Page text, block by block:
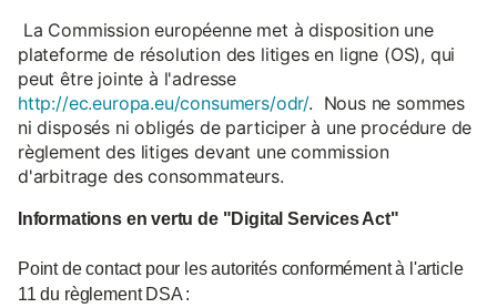
La Commission européenne met à disposition une
plateforme de résolution des litiges en ligne (OS), qui
peut être jointe à l'adresse
http://ec.europa.eu/consumers/odr/. Nous ne sommes
ni disposés ni obligés de participer à une procédure de
règlement des litiges devant une commission
d'arbitrage des consommateurs.
Informations en vertu de "Digital Services Act"
Point de contact pour les autorités conformément à l'article
11 du règlement DSA :